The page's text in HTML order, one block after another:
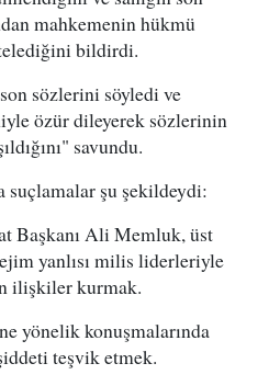
mahkemenin hükmü
bildirdi.
sözlerini söyledi ve
özür dileyerek sözlerinin
savundu.
suçlamalar şu şekildeydi:
Başkanı Ali Memluk, üst
yanlısı milis liderleriyle
ilişkiler kurmak.
yönelik konuşmalarında
teşvik etmek.